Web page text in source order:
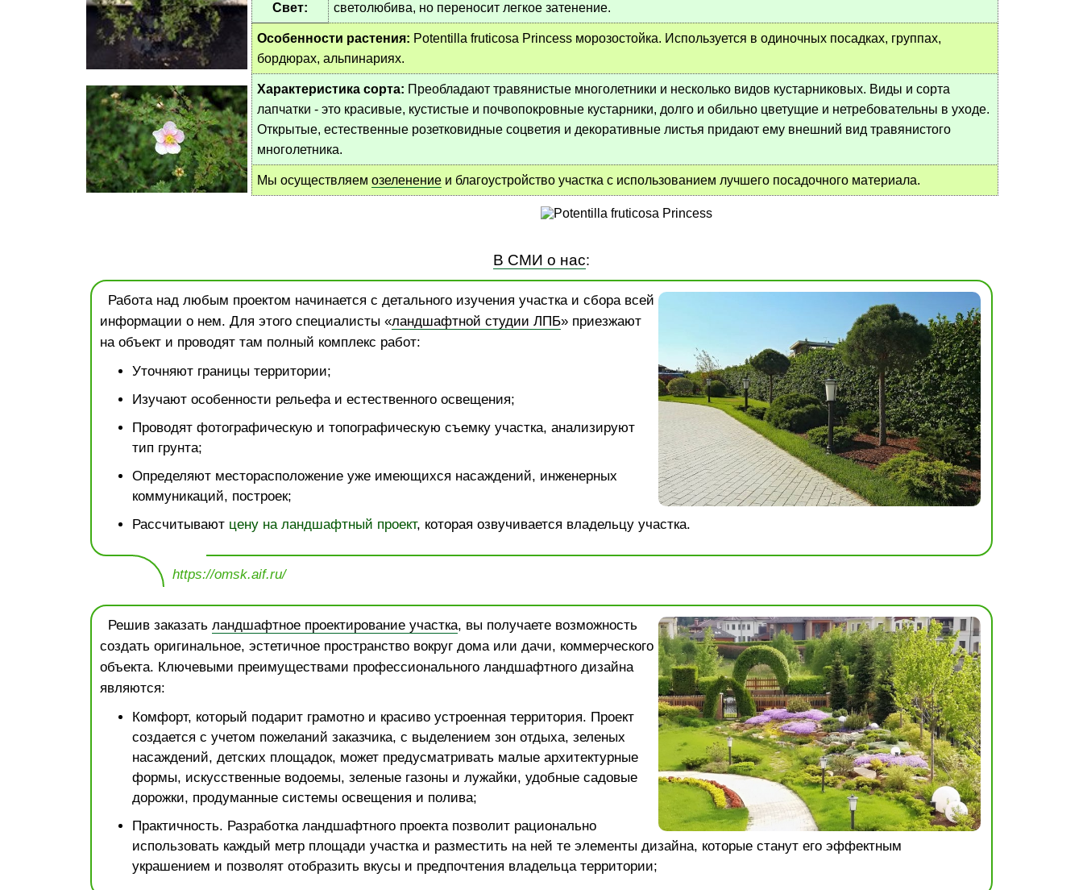
Свет: светолюбива, но переносит легкое затенение.
Особенности растения: Potentilla fruticosa Princess морозостойка. Используется в одиночных посадках, группах,
бордюрах, альпинариях.
Характеристика сорта: Преобладают травянистые многолетники и несколько видов кустарниковых. Виды и сорта
лапчатки - это красивые, кустистые и почвопокровные кустарники, долго и обильно цветущие и нетребовательны в уходе.
Открытые, естественные розетковидные соцветия и декоративные листья придают ему внешний вид травянистого
многолетника.
Мы осуществляем озеленение и благоустройство участка с использованием лучшего посадочного материала.
В СМИ о нас:
Работа над любым проектом начинается с детального изучения участка и сбора всей
информации о нем. Для этого специалисты «ландшафтной студии ЛПБ» приезжают
на объект и проводят там полный комплекс работ:
Уточняют границы территории;
Изучают особенности рельефа и естественного освещения;
Проводят фотографическую и топографическую съемку участка, анализируют
тип грунта;
Определяют месторасположение уже имеющихся насаждений, инженерных
коммуникаций, построек;
Рассчитывают цену на ландшафтный проект, которая озвучивается владельцу участка.
https://omsk.aif.ru/
Решив заказать ландшафтное проектирование участка, вы получаете возможность
создать оригинальное, эстетичное пространство вокруг дома или дачи, коммерческого
объекта. Ключевыми преимуществами профессионального ландшафтного дизайна
являются:
Комфорт, который подарит грамотно и красиво устроенная территория. Проект
создается с учетом пожеланий заказчика, с выделением зон отдыха, зеленых
насаждений, детских площадок, может предусматривать малые архитектурные
формы, искусственные водоемы, зеленые газоны и лужайки, удобные садовые
дорожки, продуманные системы освещения и полива;
Практичность. Разработка ландшафтного проекта позволит рационально
использовать каждый метр площади участка и разместить на ней те элементы дизайна, которые станут его эффектным
украшением и позволят отобразить вкусы и предпочтения владельца территории;